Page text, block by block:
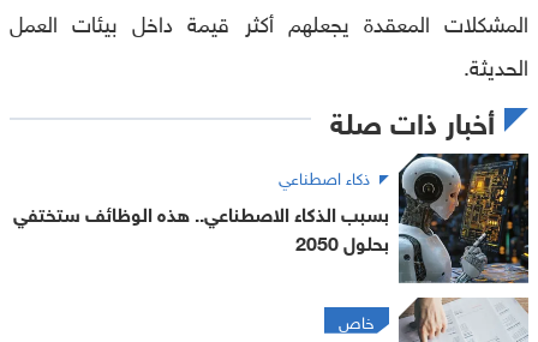
المشكلات المعقدة يجعلهم أكثر قيمة داخل بيئات العمل
الحديثة.
أخبار ذات صلة
ذكاء اصطناعي
بسبب الذكاء الاصطناعي.. هذه الوظائف ستختفي
بحلول 2050
خاص